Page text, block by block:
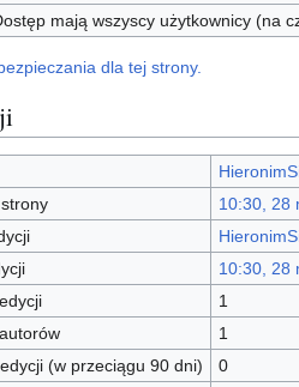
mają wszyscy użytkownicy (na
dla tej strony.
10:30, 28
10:30, 28
1
1
(w przeciągu 90 dni)
0